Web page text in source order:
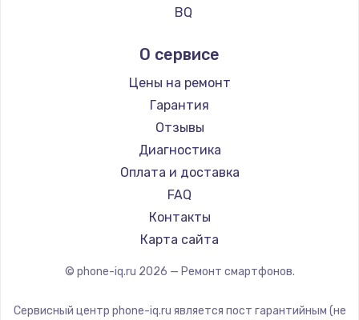
Ремонт смартфонов Vertu
Ремонт смартфонов Hisense
Ремонт смартфонов Nubia
Ремонт смартфонов Land Rover
Ремонт смартфонов Acer
Ремонт смартфонов HP
Ремонт смартфонов Poco
Ремонт смартфонов HTC
Ремонт смартфонов Blackmagic
Ремонт смартфонов Nothing
BQ
Digma
Ginzzu
Highscreen
Irbis
Kyocera
LeEco
OnePlus
teXet
Motorola
О сервисе
Цены на ремонт
Гарантия
Отзывы
Диагностика
Оплата и доставка
FAQ
Контакты
Карта сайта
© phone-iq.ru 2026 — Ремонт смартфонов.
Сервисный центр phone-iq.ru является пост гарантийным (не